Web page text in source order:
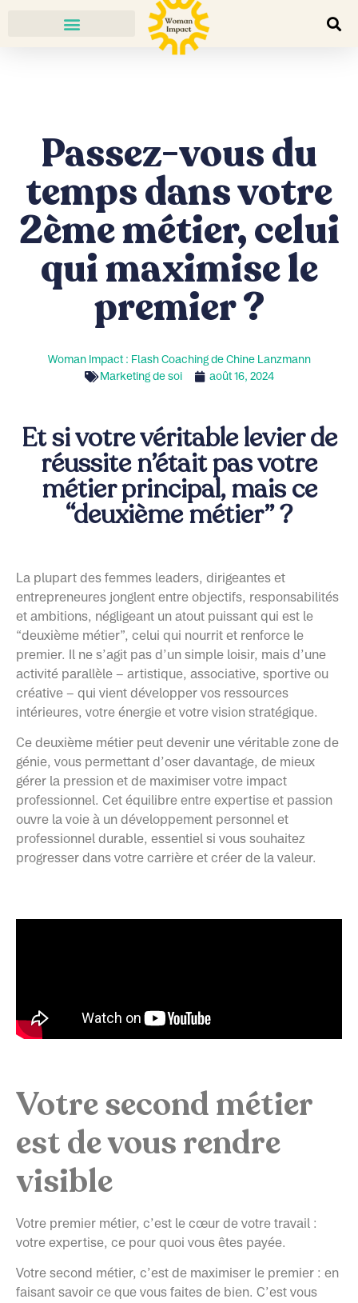
Passez-vous du
temps dans votre
2ème métier, celui
qui maximise le
premier ?
Woman Impact : Flash Coaching de Chine Lanzmann
Marketing de soi
août 16, 2024
Et si votre véritable levier de
réussite n’était pas votre
métier principal, mais ce
“deuxième métier” ?
La plupart des femmes leaders, dirigeantes et
entrepreneures jonglent entre objectifs, responsabilités
et ambitions, négligeant un atout puissant qui est le
“deuxième métier”, celui qui nourrit et renforce le
premier. Il ne s’agit pas d’un simple loisir, mais d’une
activité parallèle – artistique, associative, sportive ou
créative – qui vient développer vos ressources
intérieures, votre énergie et votre vision stratégique.
Ce deuxième métier peut devenir une véritable zone de
génie, vous permettant d’oser davantage, de mieux
gérer la pression et de maximiser votre impact
professionnel. Cet équilibre entre expertise et passion
ouvre la voie à un développement personnel et
professionnel durable, essentiel si vous souhaitez
progresser dans votre carrière et créer de la valeur.
Votre second métier
est de vous rendre
visible
Votre premier métier, c’est le cœur de votre travail :
votre expertise, ce pour quoi vous êtes payée.
Votre second métier, c’est de maximiser le premier : en
faisant savoir ce que vous faites de bien. C’est vous